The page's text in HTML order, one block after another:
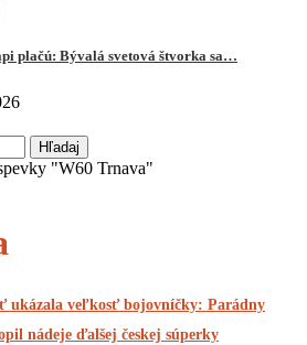
plačú: Bývalá svetová štvorka sa…
Hľadaj
"W60 Trnava"
ukázala veľkosť bojovníčky: Parádny
nádeje ďalšej českej súperky